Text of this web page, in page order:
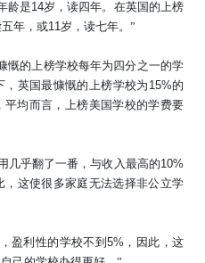
龄是14岁，读四年。在英国的上榜
年，或11岁，读七年。”
慨的上榜学校每年为四分之一的学
，英国最慷慨的上榜学校为 15%的
平均而言，上榜美国学校的学费要
几乎翻了一番，与收入最高的10%
这使很多家庭无法选择非公立学
盈利性的学校不到5% ，因此，这